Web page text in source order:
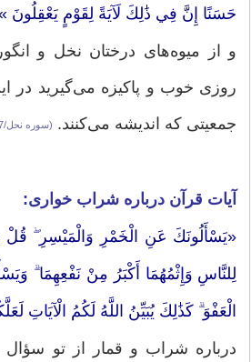
حَسَنًا إِنَّ فِي ذَٰلِكَ لَآيَةً لِقَوْمٍ يَعْقِلُونَ
و از میوه‌های درختان نخل و
روزی خوب و پاکیزه می‌گیرید در
جمعیتی که اندیشه می‌کنند‌. (سوره نحل/67)
آیات قرآن درباره شراب خواری:
«يَسْأَلُونَكَ عَنِ الْخَمْرِ وَالْمَيْسِرِ ۖ قُلْ
لِلنَّاسِ وَإِثْمُهُمَا أَكْبَرُ مِنْ نَفْعِهِمَا
الْعَفْوَ ۗ كَذَٰلِكَ يُبَيِّنُ اللَّهُ لَكُمُ الْآيَاتِ
درباره شراب و قمار از تو سؤال